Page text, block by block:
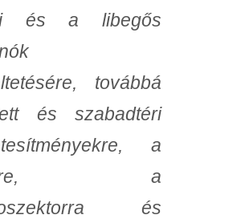
és a libegős
továbbá
és szabadtéri
a
a
és